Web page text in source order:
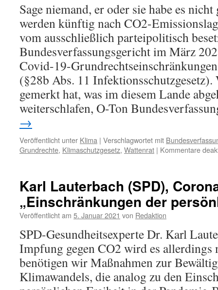
Sage niemand, er oder sie habe es
werden künftig nach CO2-
vom ausschließlich parteipolitisch
Bundesverfassungsgericht im März
Covid-19-
(§28b Abs. 11
gemerkt hat, was im diesem Lande
weiterschlafen, O-Ton
→
Veröffentlicht unter Klima | Verschlagwortet mit
Grundrechte, Klimaschutzgesetz, Wattenrat | Kommentare
Karl Lauterbach (SPD),
„Einschränkungen der
Veröffentlicht am 5. Januar 2021 von Redaktion
SPD-Gesundheitsexperte Dr. Karl
Impfung gegen CO2 wird es allerdings
benötigen wir Maßnahmen zur
Klimawandels, die analog zu den